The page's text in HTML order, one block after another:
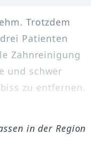
Trotzdem
Patienten
Zahnreinigung
und schwer
zu entfernen.
in der Region